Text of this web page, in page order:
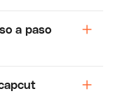
a paso